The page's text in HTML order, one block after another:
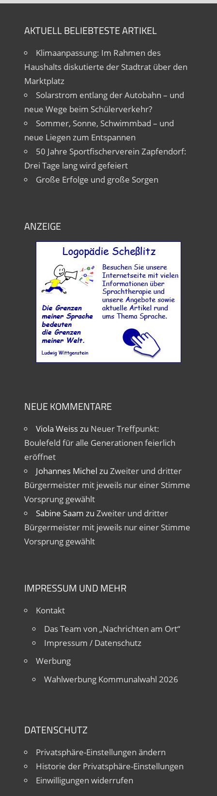
AKTUELL BELIEBTESTE ARTIKEL
Klimaanpassung: Im Rahmen des
Haushalts diskutierte der Stadtrat über den
Marktplatz
Solarstrom entlang der Autobahn – und
neue Wege beim Schülerverkehr?
Sommer, Sonne, Schwimmbad – und
neue Liegen zum Entspannen
50 Jahre Sportfischerverein Zapfendorf:
Drei Tage lang wird gefeiert
Große Erfolge und große Sorgen
ANZEIGE
NEUE KOMMENTARE
Viola Weisszu Neuer Treffpunkt:
Boulefeld für alle Generationen feierlich
eröffnet
Johannes Michel zu Zweiter und dritter
Bürgermeister mit jeweils nur einer Stimme
Vorsprung gewählt
Sabine Saam zu Zweiter und dritter
Bürgermeister mit jeweils nur einer Stimme
Vorsprung gewählt
IMPRESSUM UND MEHR
Kontakt
Das Team von „Nachrichten am Ort“
Impressum / Datenschutz
Werbung
Wahlwerbung Kommunalwahl 2026
DATENSCHUTZ
Privatsphäre-Einstellungen ändern
Historie der Privatsphäre-Einstellungen
Einwilligungen widerrufen